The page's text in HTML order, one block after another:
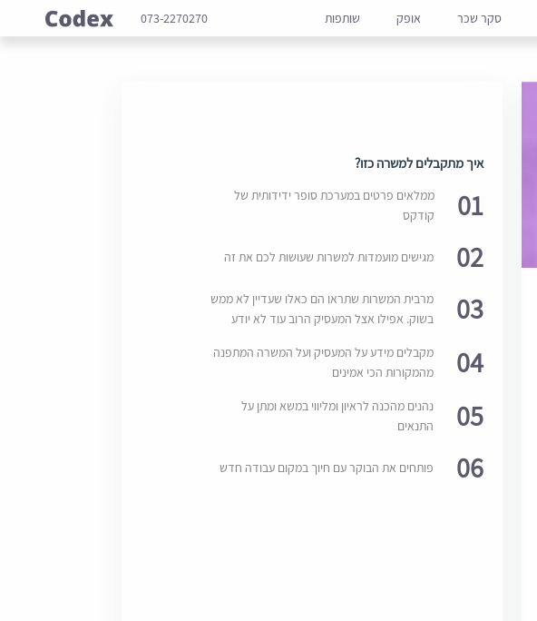
סקר שכר אופק שותפות 073-2270270
איך מתקבלים למשרה כזו?
01
ממלאים פרטים במערכת סופר ידידותית של
קודקס
02 מגישים מועמדות למשרות שעושות לכם את זה
03
מרבית המשרות שתראו הם כאלו שעדיין לא ממש
בשוק. אפילו אצל המעסיק הרוב עוד לא יודע
04
מקבלים מידע על המעסיק ועל המשרה המתפנה
מהמקורות הכי אמינים
05
נהנים מהכנה לראיון ומליווי במשא ומתן על
התנאים
06 פותחים את הבוקר עם חיוך במקום עבודה חדש